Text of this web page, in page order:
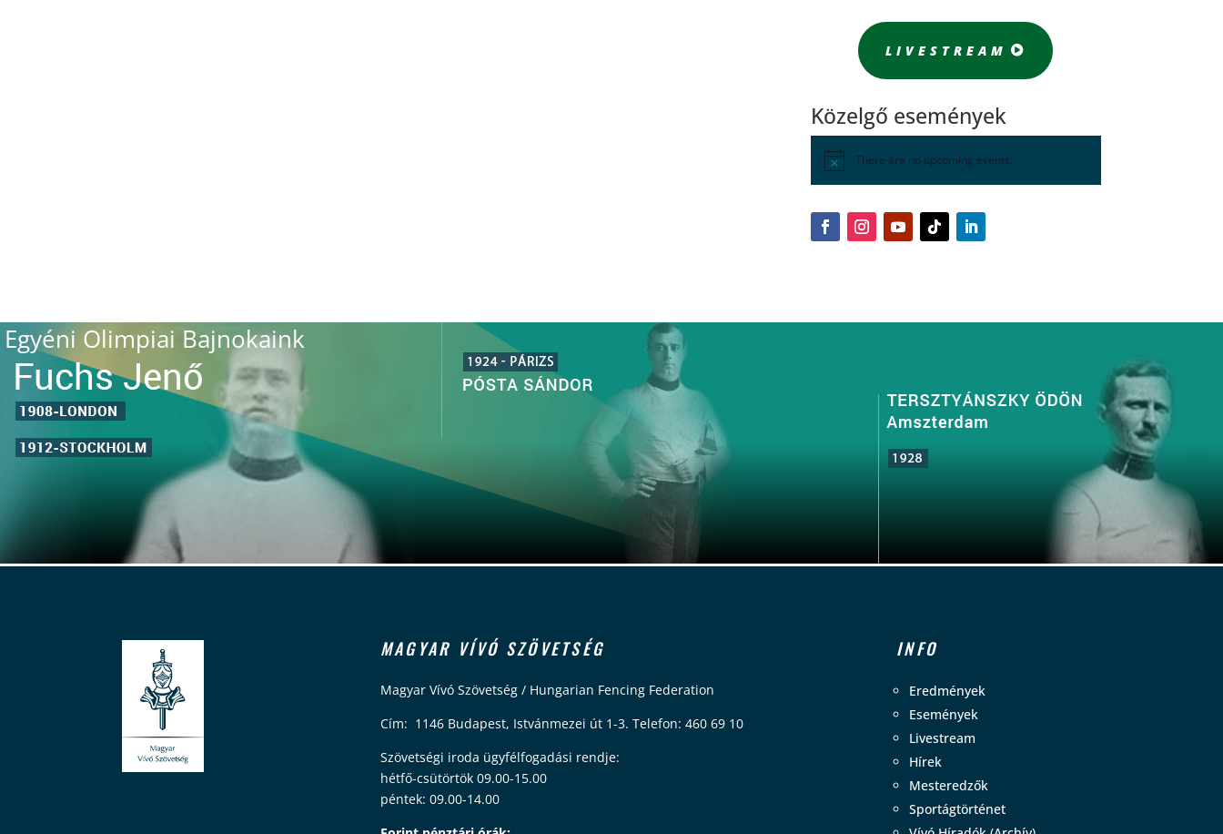
LIVESTREAM
Közelgő események
There are no upcoming events.
Egyéni Olimpiai Bajnokaink
MAGYAR VÍVÓ SZÖVETSÉG
Magyar Vívó Szövetség / Hungarian Fencing Federation
Cím: 1146 Budapest, Istvánmezei út 1-3. Telefon: 460 69 10
Szövetségi iroda ügyfélfogadási rendje:
hétfő-csütörtök 09.00-15.00
péntek: 09.00-14.00
INFO
Eredmények
Események
Livestream
Hírek
Mesteredzők
Sportágtörténet